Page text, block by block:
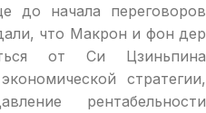
до начала переговоров
что Макрон и фон дер
от Си Цзиньпина
стратегии,
рентабельности